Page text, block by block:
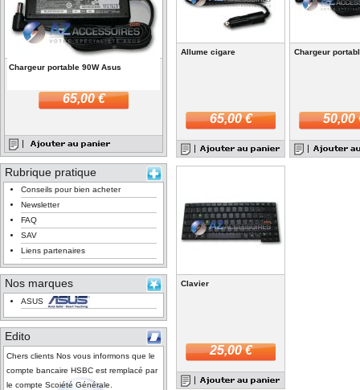
Chargeur portable 90W Asus
65,00 €
Rubrique pratique
Conseils pour bien acheter
Newsletter
FAQ
SAV
Liens partenaires
Nos marques
ASUS
Edito
Chers clients Nos vous informons que le
compte bancaire HSBC est remplacé par
le compte Scoiété Générale.
Allume cigare
65,00 €
Chargeur
50,00
Clavier
25,00 €